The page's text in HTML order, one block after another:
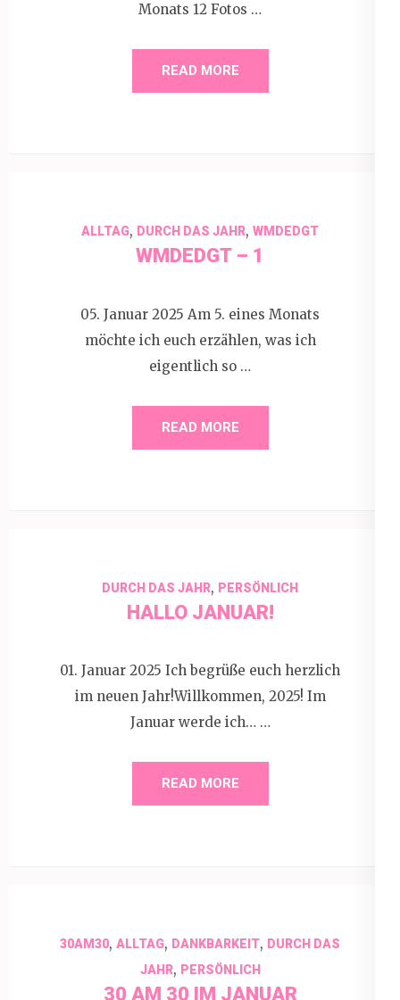
Monats 12 Fotos …
READ MORE
ALLTAG, DURCH DAS JAHR, WMDEDGT
WMDEDGT – 1
05. Januar 2025 Am 5. eines Monats
möchte ich euch erzählen, was ich
eigentlich so …
READ MORE
DURCH DAS JAHR, PERSÖNLICH
HALLO JANUAR!
01. Januar 2025 Ich begrüße euch herzlich
im neuen Jahr!Willkommen, 2025! Im
Januar werde ich… …
READ MORE
30AM30, ALLTAG, DANKBARKEIT, DURCH DAS
JAHR, PERSÖNLICH
30 AM 30 IM JANUAR